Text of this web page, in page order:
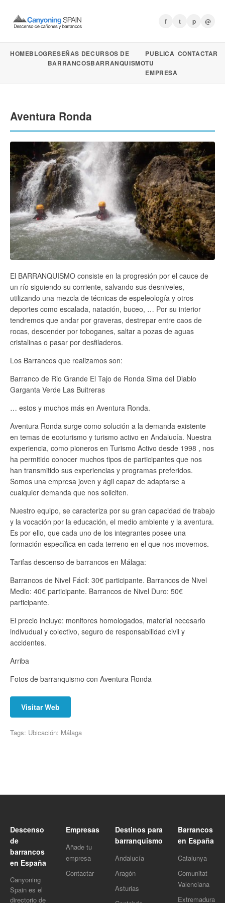
f t p @
HOMEBLOGRESEÑAS DE
BARRANCOS
CURSOS DE
BARRANQUISMO
PUBLICA
TU
EMPRESA
CONTACTAR
Aventura Ronda
El BARRANQUISMO consiste en la progresión por el cauce de
un río siguiendo su corriente, salvando sus desniveles,
utilizando una mezcla de técnicas de espeleología y otros
deportes como escalada, natación, buceo, … Por su interior
tendremos que andar por graveras, destrepar entre caos de
rocas, descender por toboganes, saltar a pozas de aguas
cristalinas o pasar por desfiladeros.
Los Barrancos que realizamos son:
Barranco de Rio Grande El Tajo de Ronda Sima del Diablo
Garganta Verde Las Buitreras
… estos y muchos más en Aventura Ronda.
Aventura Ronda surge como solución a la demanda existente
en temas de ecoturismo y turismo activo en Andalucía. Nuestra
experiencia, como pioneros en Turismo Activo desde 1998 , nos
ha permitido conocer muchos tipos de participantes que nos
han transmitido sus experiencias y programas preferidos.
Somos una empresa joven y ágil capaz de adaptarse a
cualquier demanda que nos soliciten.
Nuestro equipo, se caracteriza por su gran capacidad de trabajo
y la vocación por la educación, el medio ambiente y la aventura.
Es por ello, que cada uno de los integrantes posee una
formación específica en cada terreno en el que nos movemos.
Tarifas descenso de barrancos en Málaga:
Barrancos de Nivel Fácil: 30€ participante. Barrancos de Nivel
Medio: 40€ participante. Barrancos de Nivel Duro: 50€
participante.
El precio incluye: monitores homologados, material necesario
indivudual y colectivo, seguro de responsabilidad civil y
accidentes.
Arriba
Fotos de barranquismo con Aventura Ronda
Visitar Web
Tags: Ubicación: Málaga
Descenso
de
barrancos
en España
Canyoning
Spain es el
directorio de
Empresas
Añade tu
empresa
Contactar
Destinos para
barranquismo
Andalucía
Aragón
Asturias
Barrancos
en España
Catalunya
Comunitat
Valenciana
Extremadura